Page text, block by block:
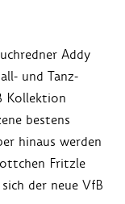
Addy
und Tanz-
Kollektion
bestens
hinaus werden
Fritzle
der neue VfB